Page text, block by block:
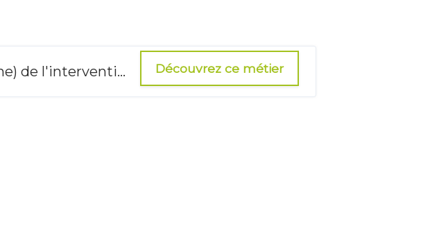
Technicien(ne) de l'intervention sociale et familiale Découvrez ce métier